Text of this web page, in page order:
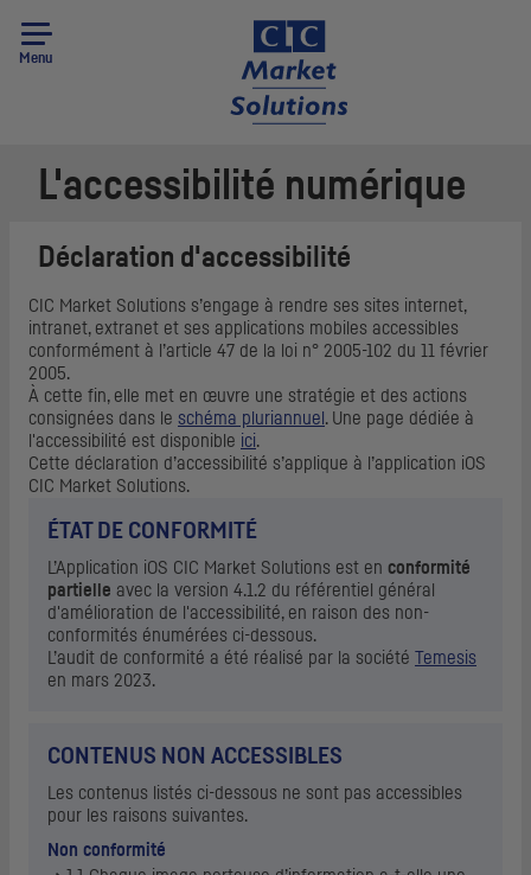
Menu
L'accessibilité numérique
Déclaration d'accessibilité
CIC Market Solutions s’engage à rendre ses sites internet,
intranet, extranet et ses applications mobiles accessibles
conformément à l’article 47 de la loi n° 2005-102 du 11 février
2005.
À cette fin, elle met en œuvre une stratégie et des actions
consignées dans le schéma pluriannuel . Une page dédiée à
l'accessibilité est disponible ici.
Cette déclaration d’accessibilité s’applique à l’application iOS
CIC Market Solutions.
ÉTAT DE CONFORMITÉ
L’Application iOS CIC Market Solutions est en conformité
partielle avec la version 4.1.2 du référentiel général
d'amélioration de l'accessibilité, en raison des non-
conformités énumérées ci-dessous.
L’audit de conformité a été réalisé par la société Temesis
en mars 2023.
CONTENUS NON ACCESSIBLES
Les contenus listés ci-dessous ne sont pas accessibles
pour les raisons suivantes.
Non conformité